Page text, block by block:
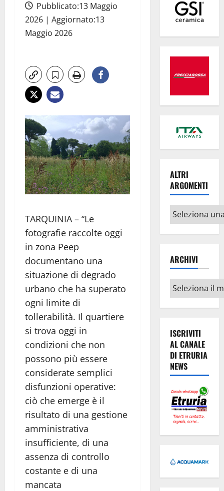
Pubblicato:13 Maggio
2026 | Aggiornato:13
Maggio 2026
TARQUINIA – “Le
fotografie raccolte oggi
in zona Peep
documentano una
situazione di degrado
urbano che ha superato
ogni limite di
tollerabilità. Il quartiere
si trova oggi in
condizioni che non
possono più essere
considerate semplici
disfunzioni operative:
ciò che emerge è il
risultato di una gestione
amministrativa
insufficiente, di una
assenza di controllo
costante e di una
mancata
ALTRI
ARGOMENTI
Altri
argomenti
ARCHIVI
Archivi
ISCRIVITI
AL CANALE
DI ETRURIA
NEWS